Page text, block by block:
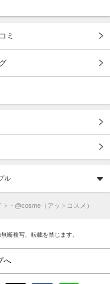
ミ
ル
- @cosme（アットコスメ）
断複写、転載を禁じます。
へ